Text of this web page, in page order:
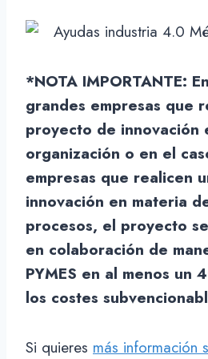
*NOTA IMPORTANTE:
grandes empresas que
proyecto de innovación
organización o en el
empresas que realicen
innovación en materia
procesos, el proyecto
en colaboración de
PYMES en al menos un
los costes
Si quieres más información